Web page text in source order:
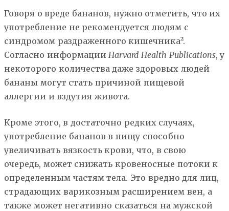
Говоря о вреде бананов, нужно отметить, что их
употребление не рекомендуется людям с
синдромом раздраженного кишечника².
Согласно информации Harvard Health Publications, у
некоторого количества даже здоровых людей
бананы могут стать причиной пищевой
аллергии и вздутия живота.
Кроме этого, в достаточно редких случаях,
употребление бананов в пищу способно
увеличивать вязкость крови, что, в свою
очередь, может снижать кровеносные потоки к
определенным частям тела. Это вредно для лиц,
страдающих варикозным расширением вен, а
также может негативно сказаться на мужской